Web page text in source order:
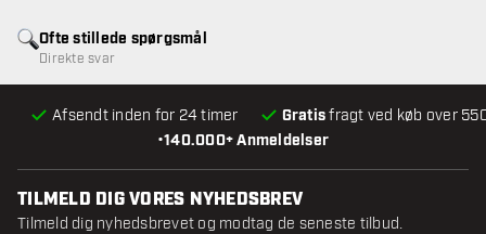
•140.000+ Anmeldelser
Afsendt inden for 24 timer Gratisfragt ved køb over
Ofte stillede spørgsmål
Direkte svar
TILMELD DIG VORES NYHEDSBREV
Tilmeld dig nyhedsbrevet og modtag de seneste tilbud.